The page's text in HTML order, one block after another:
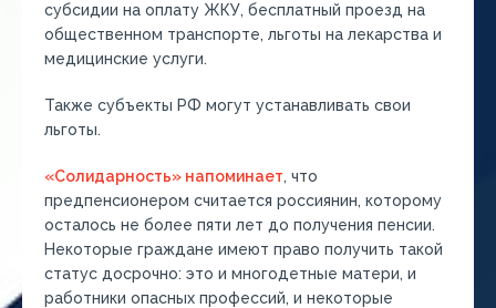
субсидии на оплату ЖКУ, бесплатный проезд на
общественном транспорте, льготы на лекарства и
медицинские услуги.
Также субъекты РФ могут устанавливать свои
льготы.
«Солидарность» напоминает, что
предпенсионером считается россиянин, которому
осталось не более пяти лет до получения пенсии.
Некоторые граждане имеют право получить такой
статус досрочно: это и многодетные матери, и
работники опасных профессий, и некоторые